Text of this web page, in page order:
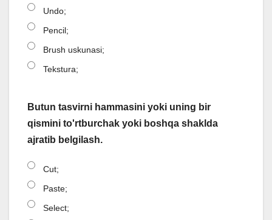
Undo;
Pencil;
Brush uskunasi;
Tekstura;
Butun tasvirni hammasini yoki uning bir
qismini to'rtburchak yoki boshqa shaklda
ajratib belgilash.
Cut;
Paste;
Select;